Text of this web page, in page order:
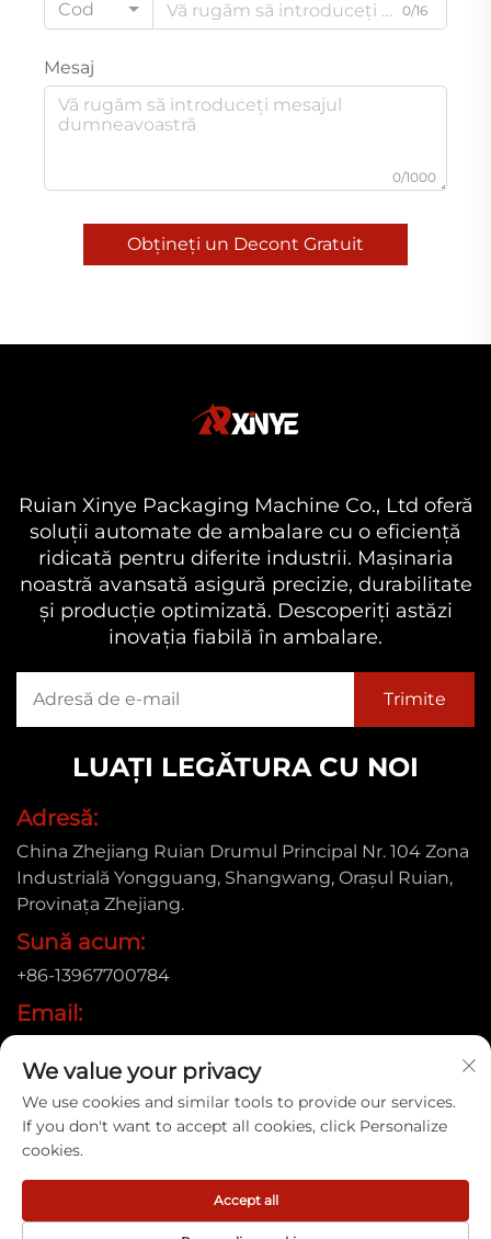
Cod
0/16
Mesaj
0/1000
Obțineți un Decont Gratuit
Ruian Xinye Packaging Machine Co., Ltd oferă
soluții automate de ambalare cu o eficiență
ridicată pentru diferite industrii. Mașinaria
noastră avansată asigură precizie, durabilitate
și producție optimizată. Descoperiți astăzi
inovația fiabilă în ambalare.
LUAȚI LEGĂTURA CU NOI
Adresă:
China Zhejiang Ruian Drumul Principal Nr. 104 Zona
Industrială Yongguang, Shangwang, Orașul Ruian,
Provinața Zhejiang.
Sună acum:
+86-13967700784
Email:
Drepturi de autor © 2025 Ruian Xinye Packaging Machine
We value your privacy
We use cookies and similar tools to provide our services.
If you don't want to accept all cookies, click Personalize
cookies.
Accept all